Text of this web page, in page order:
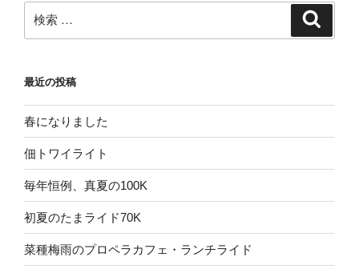
索:
最近の投稿
春になりました
佃トワイライト
毎年恒例、真夏の100K
初夏のたまライド70K
菜種梅雨のプロペラカフェ・ランチライド